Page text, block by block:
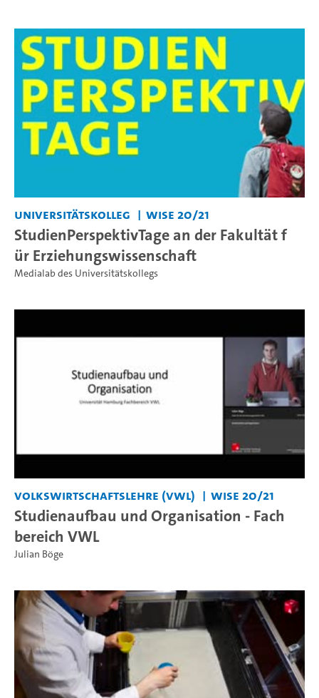
Universitätskolleg WiSe 20/21
StudienPerspektivTage an der Fakultät f
ür Erziehungswissenschaft
Medialab des Universitätskollegs
Volkswirtschaftslehre (VWL) WiSe 20/21
Studienaufbau und Organisation - Fach
bereich VWL
Julian Böge